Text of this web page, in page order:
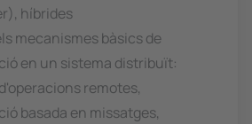
híbrides
mecanismes bàsics de
en un sistema distribuït:
remotes,
basada en missatges,